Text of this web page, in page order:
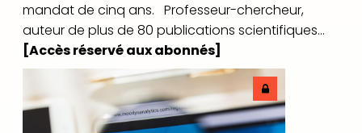
mandat de cinq ans. Professeur-chercheur,
auteur de plus de 80 publications scientifiques...
[Accès réservé aux abonnés]